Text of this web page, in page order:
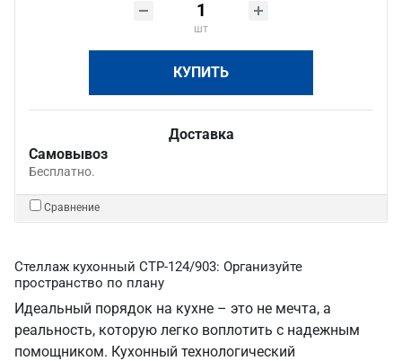
шт
КУПИТЬ
Доставка
Самовывоз
Бесплатно.
Сравнение
Стеллаж кухонный СТР-124/903: Организуйте
пространство по плану
Идеальный порядок на кухне – это не мечта, а
реальность, которую легко воплотить с надежным
помощником. Кухонный технологический